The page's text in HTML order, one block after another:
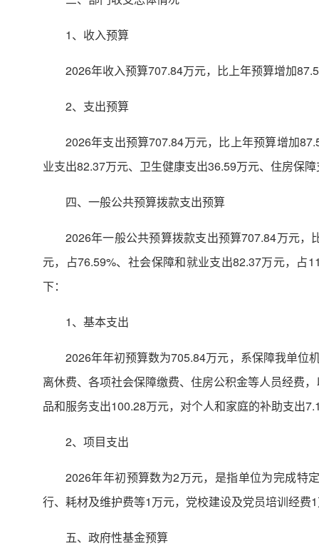
1、收入预算
2026年收入预算707.84万元，比上年预算增加
2、支出预算
2026年支出预算707.84万元，比上年预算增加
业支出82.37万元、卫生健康支出36.59万元、住房保
四、一般公共预算拨款支出预算
2026年一般公共预算拨款支出预算707.84万元
元，占76.59%、社会保障和就业支出82.37万元，占
下：
1、基本支出
2026年年初预算数为705.84万元，系保障我单位
离休费、各项社会保障缴费、住房公积金等人员经费
品和服务支出100.28万元，对个人和家庭的补助支出
2、项目支出
2026年年初预算数为2万元，是指单位为完成特
行、耗材及维护费等1万元，党校建设及党员培训经费
五、政府性基金预算